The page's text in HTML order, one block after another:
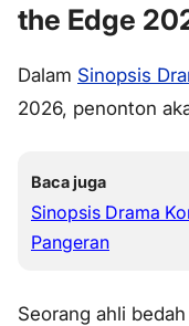
the Edge
Dalam Sinopsis
2026, penonton
Baca juga
Sinopsis Drama
Pangeran
Seorang ahli